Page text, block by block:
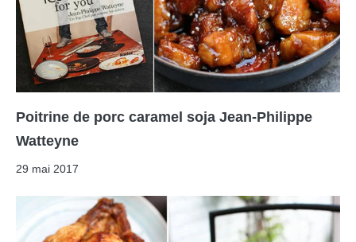
Poitrine de porc caramel soja Jean-Philippe
Watteyne
29 mai 2017